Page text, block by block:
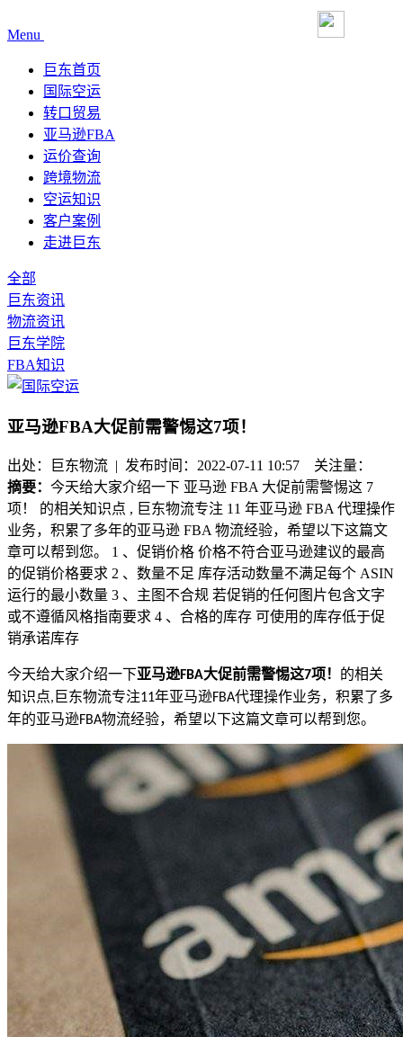
Menu
巨东首页
国际空运
转口贸易
亚马逊FBA
运价查询
跨境物流
空运知识
客户案例
走进巨东
全部
巨东资讯
物流资讯
巨东学院
FBA知识
亚马逊FBA大促前需警惕这7项！
出处：巨东物流 | 发布时间：2022-07-11 10:57 关注量：
摘要： 今天给大家介绍一下 亚马逊 FBA 大促前需警惕这 7
项！ 的相关知识点 , 巨东物流专注 11 年亚马逊 FBA 代理操作
业务，积累了多年的亚马逊 FBA 物流经验，希望以下这篇文
章可以帮到您。 1 、促销价格 价格不符合亚马逊建议的最高
的促销价格要求 2 、数量不足 库存活动数量不满足每个 ASIN
运行的最小数量 3 、主图不合规 若促销的任何图片包含文字
或不遵循风格指南要求 4 、合格的库存 可使用的库存低于促
销承诺库存
今天给大家介绍一下亚马逊FBA大促前需警惕这7项！ 的相关
知识点, 巨东物流专注11年亚马逊FBA代理操作业务，积累了多
年的亚马逊FBA物流经验，希望以下这篇文章可以帮到您。